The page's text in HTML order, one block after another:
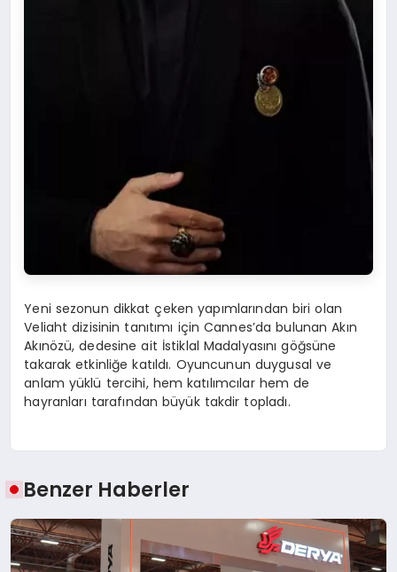
Yeni sezonun dikkat çeken yapımlarından biri olan
Veliaht dizisinin tanıtımı için Cannes’da bulunan Akın
Akınözü, dedesine ait İstiklal Madalyasını göğsüne
takarak etkinliğe katıldı. Oyuncunun duygusal ve
anlam yüklü tercihi, hem katılımcılar hem de
hayranları tarafından büyük takdir topladı.
Benzer Haberler